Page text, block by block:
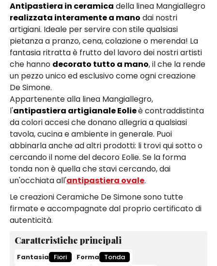
Antipastiera in ceramica della linea Mangiallegro
realizzata interamente a mano dai nostri
artigiani. Ideale per servire con stile qualsiasi
pietanza a pranzo, cena, colazione o merenda! La
fantasia ritratta è frutto del lavoro dei nostri artisti
che hanno decorato tutto a mano, il che la rende
un pezzo unico ed esclusivo come ogni creazione
De Simone.
Appartenente alla linea Mangiallegro,
l'antipastiera artigianale Eolieè contraddistinta
da colori accesi che donano allegria a qualsiasi
tavola, cucina e ambiente in generale. Puoi
abbinarla anche ad altri prodotti: li trovi qui sotto o
cercando il nome del decoro Eolie. Se la forma
tonda non è quella che stavi cercando, dai
un'occhiata all'antipastiera ovale.
Le creazioni Ceramiche De Simone sono tutte
firmate e accompagnate dal proprio certificato di
autenticità.
Caratteristiche principali
Fantasia Fiori Forma
Tonda